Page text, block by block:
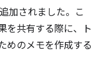
加されました。こ
を共有する際に、ト
めのメモを作成する